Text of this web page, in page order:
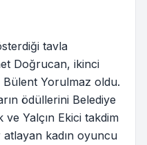
tavla
Doğrucan, ikinci
Yorulmaz oldu.
ödüllerini Belediye
Yalçın Ekici takdim
kadın oyuncu